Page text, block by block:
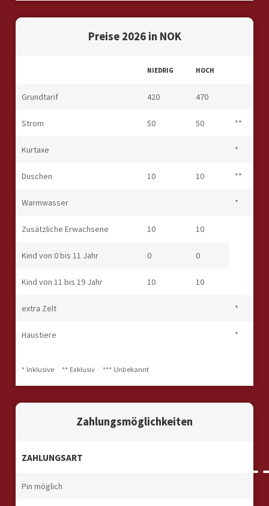
Preise 2026 in NOK
NIEDRIG HOCH
Grundtarif 420 470
Strom 50 50 **
Kurtaxe *
Duschen 10 10 **
Warmwasser *
Zusätzliche Erwachsene 10 10
Kind von 0 bis 11 Jahr 0 0
Kind von 11 bis 19 Jahr 10 10
extra Zelt *
Haustiere *
* Inklusive ** Exklusiv *** Unbekannt
Zahlungsmöglichkeiten
ZAHLUNGSART
Pin möglich